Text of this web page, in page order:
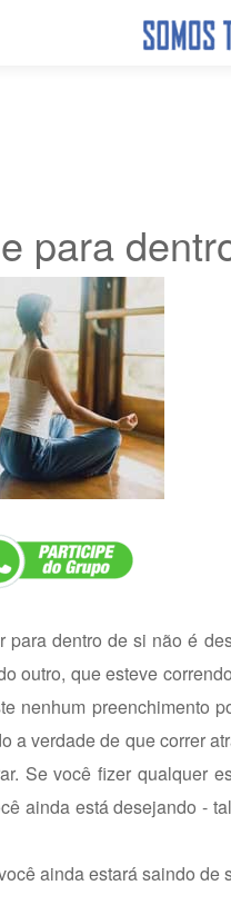
para
dentro de si não é
outro, que esteve
nenhum preenchimento
a verdade de que correr
Se você fizer qualquer
ainda está desejando -
ainda estará saindo